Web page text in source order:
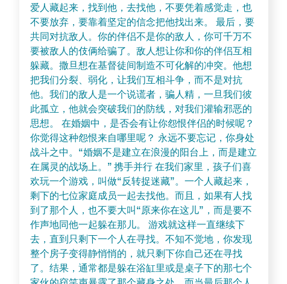
爱人藏起来，找到他，去找他，不要凭着感觉走，也
不要放弃，要靠着坚定的信念把他找出来。 最后，要
共同对抗敌人。你的伴侣不是你的敌人，你可千万不
要被敌人的伎俩给骗了。敌人想让你和你的伴侣互相
躲藏。撒旦想在基督徒间制造不可化解的冲突。他想
把我们分裂、弱化，让我们互相斗争，而不是对抗
他。我们的敌人是一个说谎者，骗人精，一旦我们彼
此孤立，他就会突破我们的防线，对我们灌输邪恶的
思想。 在婚姻中，是否会有让你怨恨伴侣的时候呢？
你觉得这种怨恨来自哪里呢？ 永远不要忘记，你身处
战斗之中。“婚姻不是建立在浪漫的阳台上，而是建立
在属灵的战场上。” 携手并行 在我们家里，孩子们喜
欢玩一个游戏，叫做“反转捉迷藏”。一个人藏起来，
剩下的七位家庭成员一起去找他。而且，如果有人找
到了那个人，也不要大叫“原来你在这儿”，而是要不
作声地同他一起躲在那儿。 游戏就这样一直继续下
去，直到只剩下一个人在寻找。不知不觉地，你发现
整个房子变得静悄悄的，就只剩下你自己还在寻找
了。结果，通常都是躲在浴缸里或是桌子下的那七个